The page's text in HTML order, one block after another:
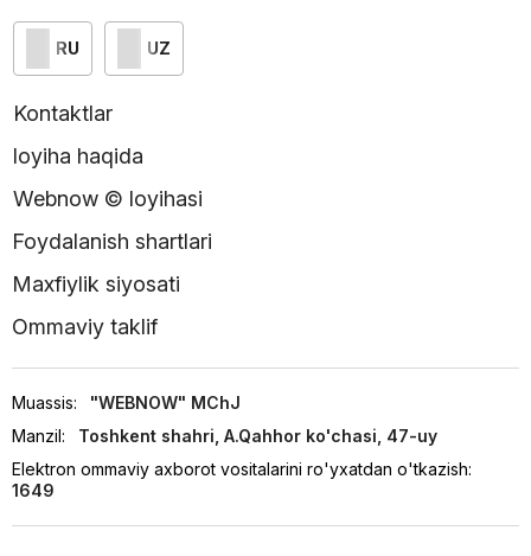
RU UZ
Kontaktlar
loyiha haqida
Webnow © loyihasi
Foydalanish shartlari
Maxfiylik siyosati
Ommaviy taklif
Muassis:
"WEBNOW" MChJ
Manzil:
Toshkent shahri, A.Qahhor ko'chasi, 47-uy
Elektron ommaviy axborot vositalarini ro'yxatdan o'tkazish:
1649